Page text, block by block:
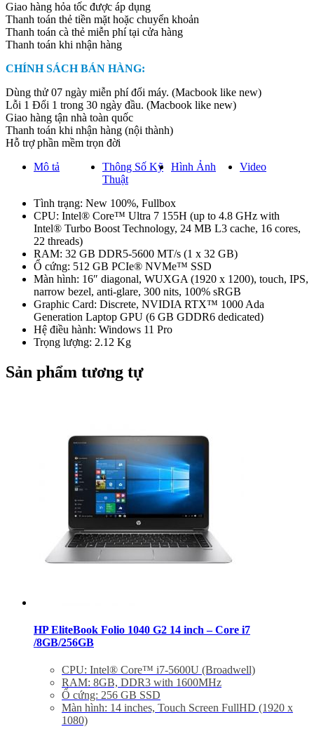
Giao hàng hỏa tốc được áp dụng
Thanh toán thẻ tiền mặt hoặc chuyển khoản
Thanh toán cà thẻ miễn phí tại cửa hàng
Thanh toán khi nhận hàng
CHÍNH SÁCH BÁN HÀNG:
Dùng thử 07 ngày miễn phí đổi máy. (Macbook like new)
Lỗi 1 Đổi 1 trong 30 ngày đầu. (Macbook like new)
Giao hàng tận nhà toàn quốc
Thanh toán khi nhận hàng (nội thành)
Hỗ trợ phần mềm trọn đời
Mô tả
Thông Số Kỹ
Thuật
Hình Ảnh Video
Tình trạng: New 100%, Fullbox
CPU: Intel® Core™ Ultra 7 155H (up to 4.8 GHz with
Intel® Turbo Boost Technology, 24 MB L3 cache, 16 cores,
22 threads)
RAM: 32 GB DDR5-5600 MT/s (1 x 32 GB)
Ổ cứng: 512 GB PCIe® NVMe™ SSD
Màn hình: 16″ diagonal, WUXGA (1920 x 1200), touch, IPS,
narrow bezel, anti-glare, 300 nits, 100% sRGB
Graphic Card: Discrete, NVIDIA RTX™ 1000 Ada
Generation Laptop GPU (6 GB GDDR6 dedicated)
Hệ điều hành: Windows 11 Pro
Trọng lượng: 2.12 Kg
Sản phẩm tương tự
HP EliteBook Folio 1040 G2 14 inch – Core i7
/8GB/256GB
CPU: Intel® Core™ i7-5600U (Broadwell)
RAM: 8GB, DDR3 with 1600MHz
Ổ cứng: 256 GB SSD
Màn hình: 14 inches, Touch Screen FullHD (1920 x
1080)